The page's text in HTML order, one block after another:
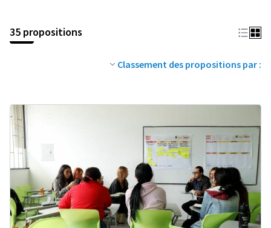
35 propositions
Classement des propositions par :